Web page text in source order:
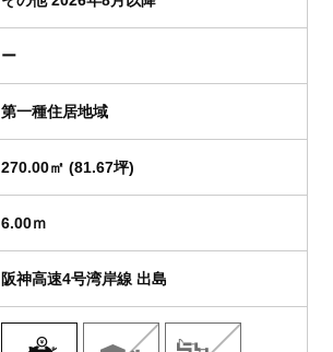
ー
第一種住居地域
270.00㎡ (81.67坪)
6.00ｍ
阪神高速4号湾岸線 出島